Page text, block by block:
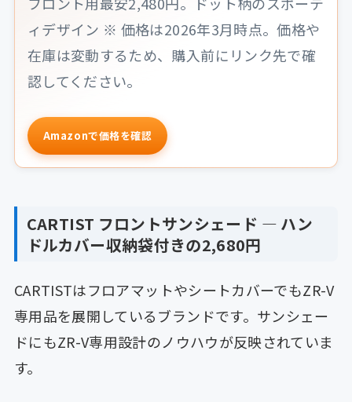
ィデザイン ※ 価格は2026年3月時点。価格や
在庫は変動するため、購入前にリンク先で確
認してください。
Amazonで価格を確認
CARTIST フロントサンシェード ― ハン
ドルカバー収納袋付きの2,680円
CARTISTはフロアマットやシートカバーでもZR-V
専用品を展開しているブランドです。サンシェー
ドにもZR-V専用設計のノウハウが反映されていま
す。